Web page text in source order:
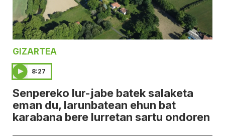
GIZARTEA
8:27
Senpereko lur-jabe batek salaketa
eman du, larunbatean ehun bat
karabana bere lurretan sartu ondoren